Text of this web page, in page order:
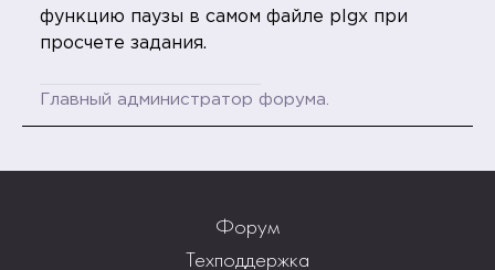
функцию паузы в самом файле plgx при
просчете задания.
Главный администратор форума.
Форум
Техподдержка